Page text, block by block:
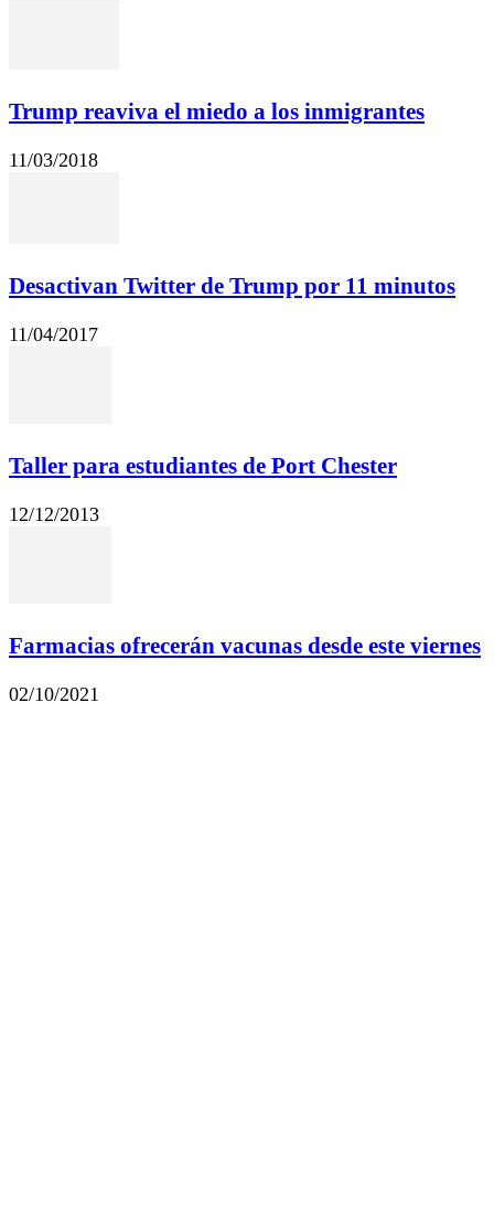
Trump reaviva el miedo a los inmigrantes
11/03/2018
Desactivan Twitter de Trump por 11 minutos
11/04/2017
Taller para estudiantes de Port Chester
12/12/2013
Farmacias ofrecerán vacunas desde este viernes
02/10/2021